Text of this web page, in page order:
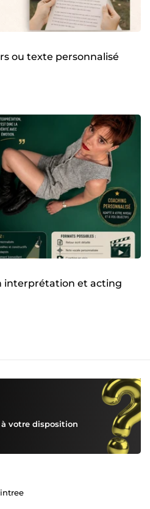
ou texte personnalisé
interprétation et acting
votre disposition